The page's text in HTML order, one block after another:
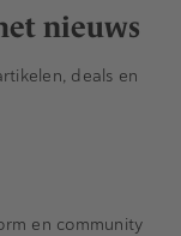
nieuws
deals en
en community